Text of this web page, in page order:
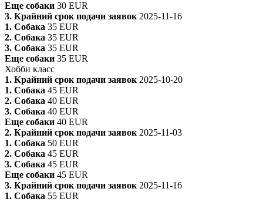
Еще собаки 30 EUR
3. Крайний срок подачи заявок 2025-11-16
1. Собака 35 EUR
2. Собака 35 EUR
3. Собака 35 EUR
Еще собаки 35 EUR
Хобби класс
1. Крайний срок подачи заявок 2025-10-20
1. Собака 45 EUR
2. Собака 40 EUR
3. Собака 40 EUR
Еще собаки 40 EUR
2. Крайний срок подачи заявок 2025-11-03
1. Собака 50 EUR
2. Собака 45 EUR
3. Собака 45 EUR
Еще собаки 45 EUR
3. Крайний срок подачи заявок 2025-11-16
1. Собака 55 EUR